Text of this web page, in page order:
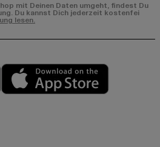
mit Deinen Daten umgeht, findest Du
Du kannst Dich jederzeit kostenfei
lesen.
Play market